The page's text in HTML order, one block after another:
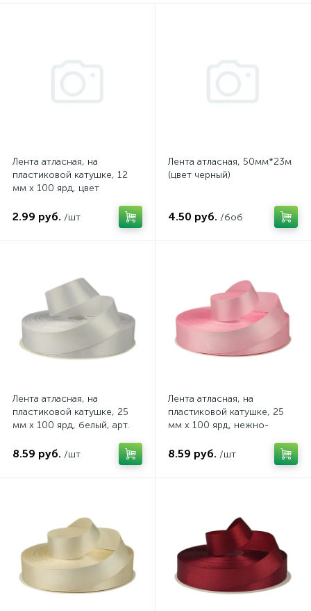
Лента атласная, на
пластиковой катушке, 12
мм х 100 ярд, цвет
2.99 руб. /шт
Лента атласная, 50мм*23м
(цвет черный)
4.50 руб. /боб
Лента атласная, на
пластиковой катушке, 25
мм х 100 ярд, белый, арт.
8.59 руб. /шт
Лента атласная, на
пластиковой катушке, 25
мм х 100 ярд, нежно-
8.59 руб. /шт